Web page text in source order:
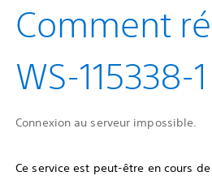
Comment
WS-115338-1
Connexion au serveur impossible.
Ce service est peut-être en cours